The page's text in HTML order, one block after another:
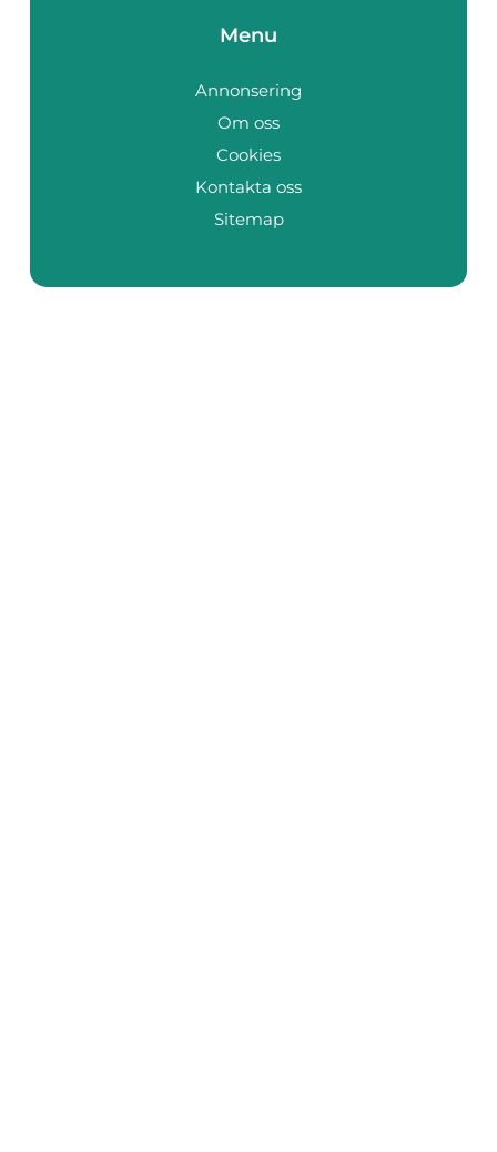
Menu
Annonsering
Om oss
Cookies
Kontakta oss
Sitemap